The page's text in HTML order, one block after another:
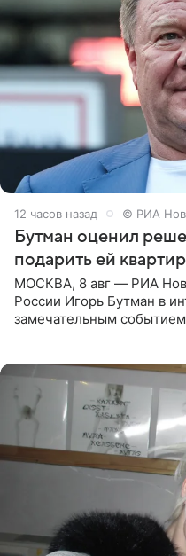
12 часов назад © РИА
Бутман оценил
подарить ей
МОСКВА, 8 авг — РИА
России Игорь Бутман в
замечательным